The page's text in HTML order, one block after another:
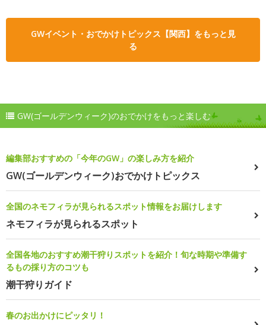
GWイベント・おでかけトピックス【関西】をもっと見
る
GW(ゴールデンウィーク)のおでかけをもっと楽しむ
編集部おすすめの「今年のGW」の楽しみ方を紹介
GW(ゴールデンウィーク)おでかけトピックス
全国のネモフィラが見られるスポット情報をお届けします
ネモフィラが見られるスポット
全国各地のおすすめ潮干狩りスポットを紹介！旬な時期や準備す
るもの採り方のコツも
潮干狩りガイド
春のお出かけにピッタリ！